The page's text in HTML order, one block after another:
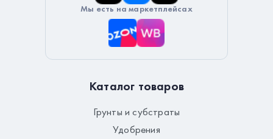
Мы есть на маркетплейсах
Каталог товаров
Грунты и субстраты
Удобрения